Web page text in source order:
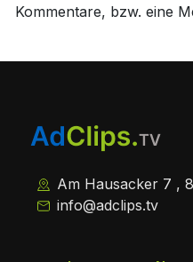
Kommentare, bzw. eine
Am Hausacker 7 ,
info@adclips.tv